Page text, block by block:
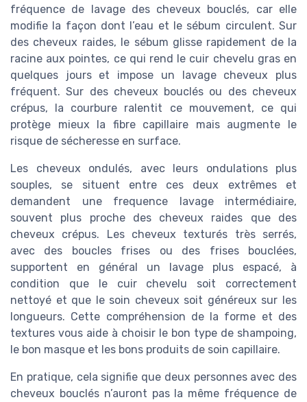
fréquence de lavage des cheveux bouclés, car elle
modifie la façon dont l’eau et le sébum circulent. Sur
des cheveux raides, le sébum glisse rapidement de la
racine aux pointes, ce qui rend le cuir chevelu gras en
quelques jours et impose un lavage cheveux plus
fréquent. Sur des cheveux bouclés ou des cheveux
crépus, la courbure ralentit ce mouvement, ce qui
protège mieux la fibre capillaire mais augmente le
risque de sécheresse en surface.
Les cheveux ondulés, avec leurs ondulations plus
souples, se situent entre ces deux extrêmes et
demandent une frequence lavage intermédiaire,
souvent plus proche des cheveux raides que des
cheveux crépus. Les cheveux texturés très serrés,
avec des boucles frises ou des frises bouclées,
supportent en général un lavage plus espacé, à
condition que le cuir chevelu soit correctement
nettoyé et que le soin cheveux soit généreux sur les
longueurs. Cette compréhension de la forme et des
textures vous aide à choisir le bon type de shampoing,
le bon masque et les bons produits de soin capillaire.
En pratique, cela signifie que deux personnes avec des
cheveux bouclés n’auront pas la même fréquence de